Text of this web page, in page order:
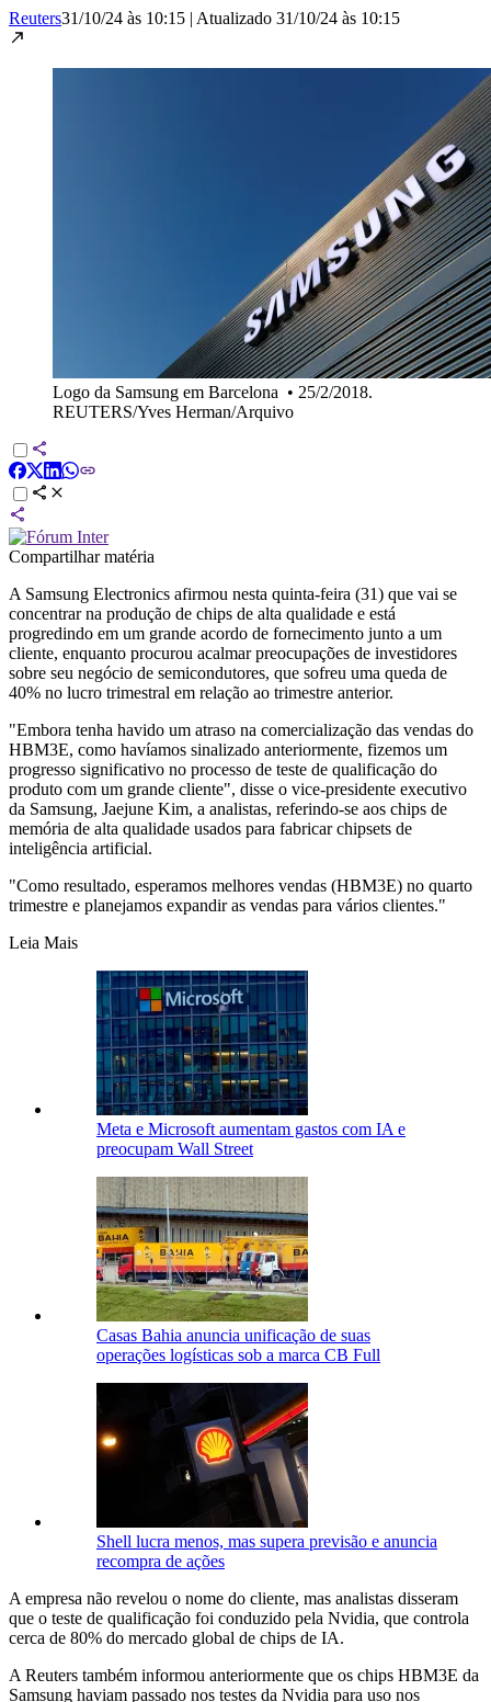
Reuters31/10/24 às 10:15 | Atualizado 31/10/24 às 10:15
Logo da Samsung em Barcelona • 25/2/2018.
REUTERS/Yves Herman/Arquivo
Compartilhar matéria
A Samsung Electronics afirmou nesta quinta-feira (31) que vai se
concentrar na produção de chips de alta qualidade e está
progredindo em um grande acordo de fornecimento junto a um
cliente, enquanto procurou acalmar preocupações de investidores
sobre seu negócio de semicondutores, que sofreu uma queda de
40% no lucro trimestral em relação ao trimestre anterior.
"Embora tenha havido um atraso na comercialização das vendas do
HBM3E, como havíamos sinalizado anteriormente, fizemos um
progresso significativo no processo de teste de qualificação do
produto com um grande cliente", disse o vice-presidente executivo
da Samsung, Jaejune Kim, a analistas, referindo-se aos chips de
memória de alta qualidade usados para fabricar chipsets de
inteligência artificial.
"Como resultado, esperamos melhores vendas (HBM3E) no quarto
trimestre e planejamos expandir as vendas para vários clientes."
Leia Mais
Meta e Microsoft aumentam gastos com IA e
preocupam Wall Street
Casas Bahia anuncia unificação de suas
operações logísticas sob a marca CB Full
Shell lucra menos, mas supera previsão e anuncia
recompra de ações
A empresa não revelou o nome do cliente, mas analistas disseram
que o teste de qualificação foi conduzido pela Nvidia, que controla
cerca de 80% do mercado global de chips de IA.
A Reuters também informou anteriormente que os chips HBM3E da
Samsung haviam passado nos testes da Nvidia para uso nos